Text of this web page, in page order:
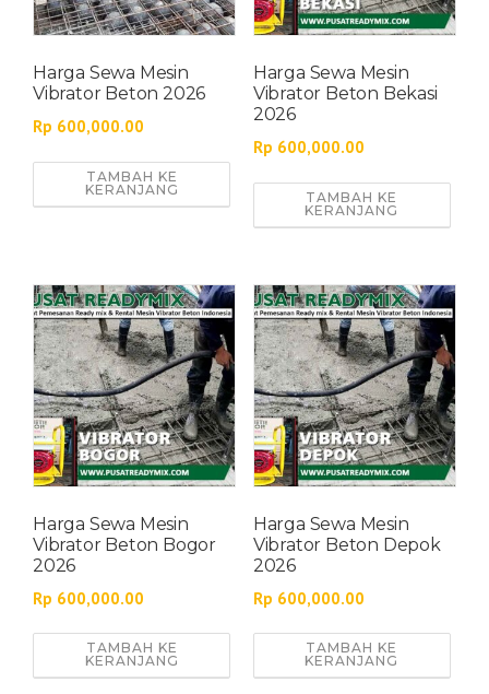
Harga Sewa Mesin
Vibrator Beton 2026
Rp 600,000.00
TAMBAH KE
KERANJANG
Harga Sewa Mesin
Vibrator Beton Bekasi
2026
Rp 600,000.00
TAMBAH KE
KERANJANG
Harga Sewa Mesin
Vibrator Beton Bogor
2026
Rp 600,000.00
TAMBAH KE
KERANJANG
Harga Sewa Mesin
Vibrator Beton Depok
2026
Rp 600,000.00
TAMBAH KE
KERANJANG